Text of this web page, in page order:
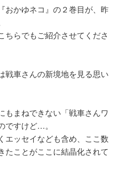
おかゆネコ』の２巻目が、昨
ちらでもご紹介させてくださ
戦車さんの新境地を見る思い
もまねできない「戦車さんワ
ですけど…。
エッセイなども含め、ここ数
たことがここに結晶化されて